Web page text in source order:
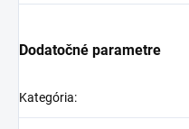
Dodatočné parametre
Kategória: